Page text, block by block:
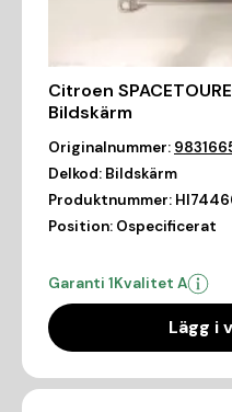
Citroen
Bildskärm
Originalnummer:
Delkod: Bildskärm
Produktnummer:
Position: Ospecificerat
Garanti 1Kvalitet A
Lägg i